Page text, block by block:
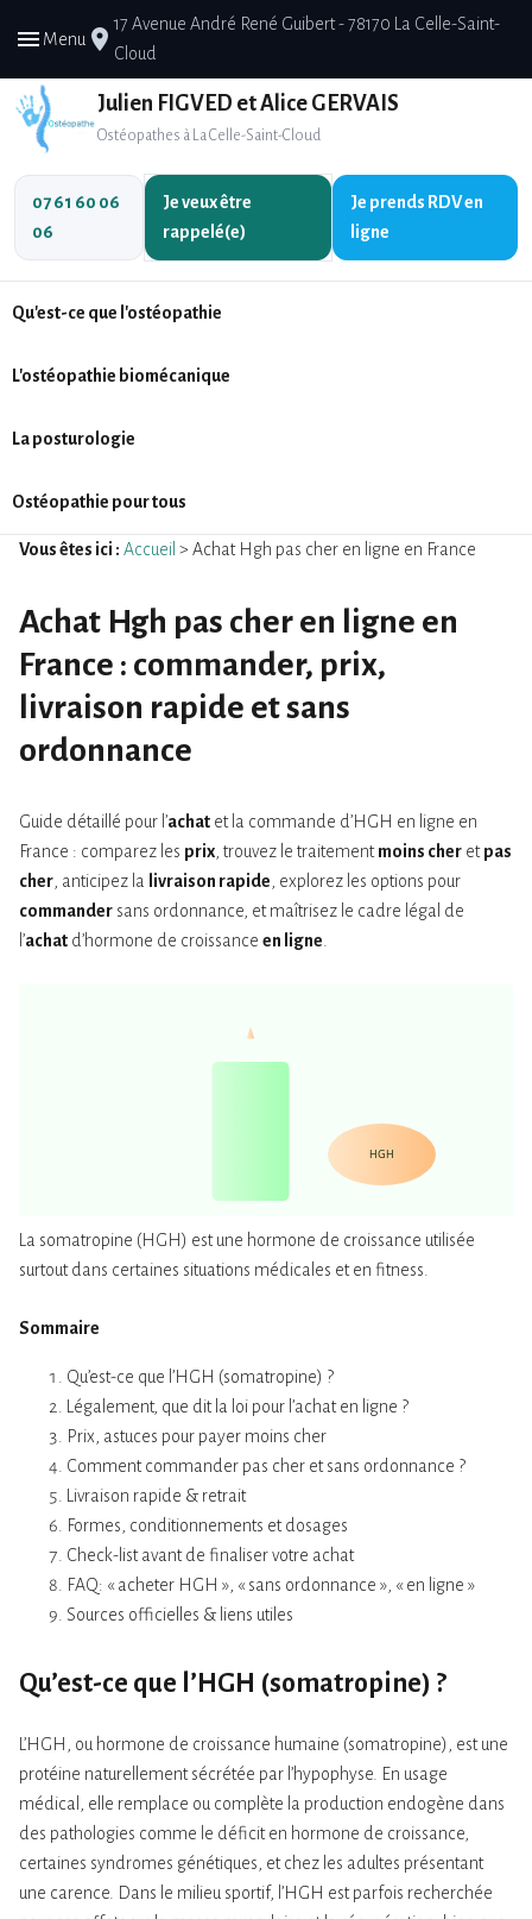
menu Menu place
17 Avenue André René Guibert - 78170 La Celle-Saint-
Cloud
Julien FIGVED et Alice GERVAIS
Ostéopathes à La Celle-Saint-Cloud
07 61 60 06
06
Je veux être
rappelé(e)
Je prends RDV en
ligne
Qu'est-ce que l'ostéopathie
L'ostéopathie biomécanique
La posturologie
Ostéopathie pour tous
Vous êtes ici : Accueil > Achat Hgh pas cher en ligne en France
Achat Hgh pas cher en ligne en
France : commander, prix,
livraison rapide et sans
ordonnance
Guide détaillé pour l’achat et la commande d’HGH en ligne en
France : comparez les prix , trouvez le traitementmoins cher etpas
cher , anticipez la livraison rapide , explorez les options pour
commander sans ordonnance, et maîtrisez le cadre légal de
l’achat d’hormone de croissance en ligne
HGH
La somatropine (HGH) est une hormone de croissance utilisée
surtout dans certaines situations médicales et en fitness.
Sommaire
Qu’est-ce que l’HGH (somatropine) ?
Légalement, que dit la loi pour l’achat en ligne ?
Prix, astuces pour payer moins cher
Comment commander pas cher et sans ordonnance ?
Livraison rapide & retrait
Formes, conditionnements et dosages
Check-list avant de finaliser votre achat
FAQ: « acheter HGH », « sans ordonnance », « en ligne »
Sources officielles & liens utiles
Qu’est-ce que l’HGH (somatropine) ?
L’HGH, ou hormone de croissance humaine (somatropine), est une
protéine naturellement sécrétée par l’hypophyse. En usage
médical, elle remplace ou complète la production endogène dans
des pathologies comme le déficit en hormone de croissance,
certaines syndromes génétiques, et chez les adultes présentant
une carence. Dans le milieu sportif, l’HGH est parfois recherchée